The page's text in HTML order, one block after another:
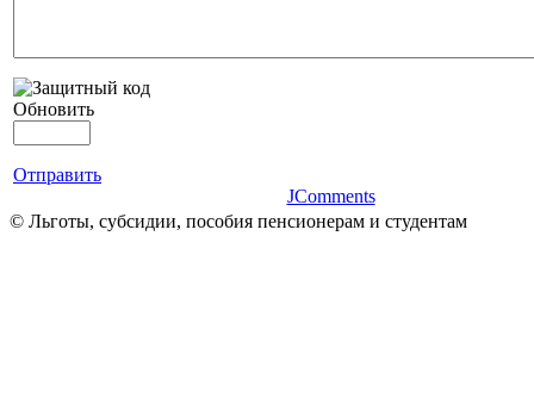
Обновить
Отправить
JComments
© Льготы, субсидии, пособия пенсионерам и студентам